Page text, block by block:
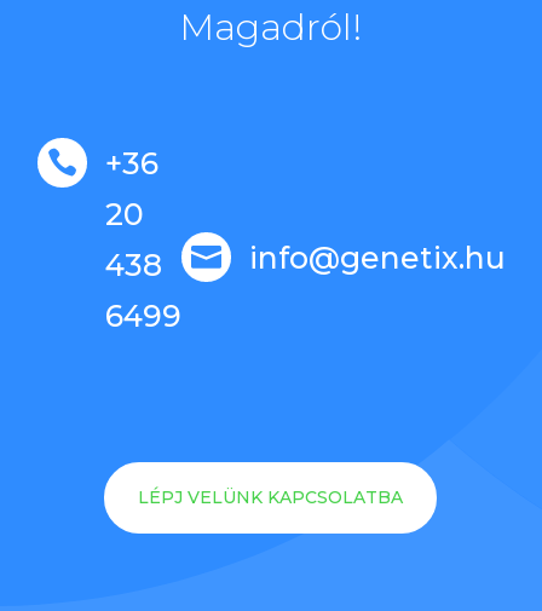
Magadról!

+36
20
438
6499
 info@genetix.hu
LÉPJ VELÜNK KAPCSOLATBA